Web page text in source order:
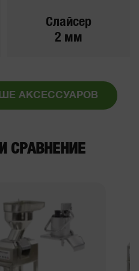
Слайсер
2 мм
АКСЕССУАРОВ
СРАВНЕНИЕ